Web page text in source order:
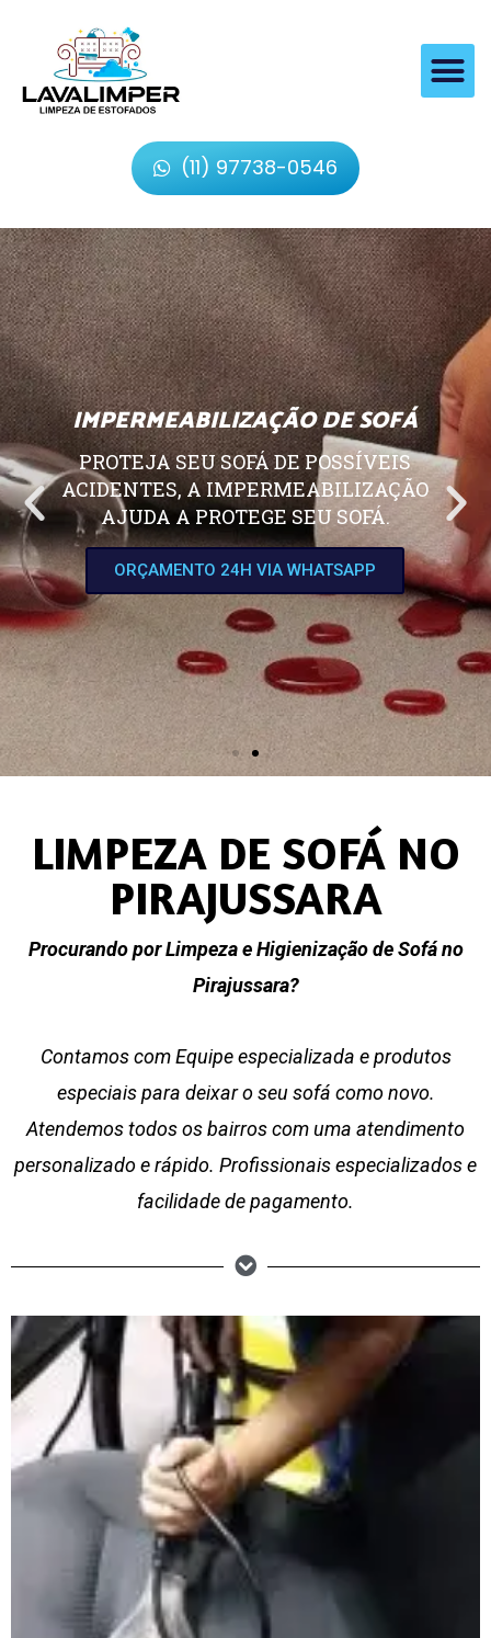
(11) 97738-0546
IMPERMEABILIZAÇÃO DE SOFÁ
PROTEJA SEU SOFÁ DE POSSÍVEIS
ACIDENTES, A IMPERMEABILIZAÇÃO
AJUDA A PROTEGE SEU SOFÁ.
ORÇAMENTO 24H VIA WHATSAPP
LIMPEZA DE SOFÁ NO
PIRAJUSSARA
Procurando por Limpeza e Higienização de Sofá no
Pirajussara?
Contamos com Equipe especializada e produtos
especiais para deixar o seu sofá como novo.
Atendemos todos os bairros com uma atendimento
personalizado e rápido. Profissionais especializados e
facilidade de pagamento.